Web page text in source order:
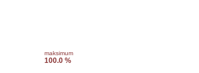
maksimum
100.0 %